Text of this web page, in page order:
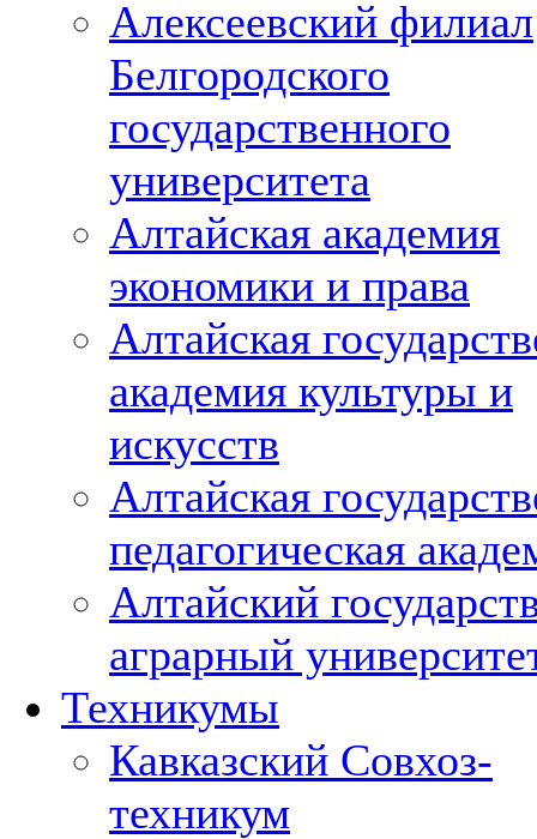
Алексеевский филиал
Белгородского
государственного
университета
Алтайская академия
экономики и права
Алтайская
академия культуры и
искусств
Алтайская
педагогическая
Алтайский
аграрный
Техникумы
Кавказский Совхоз-
техникум